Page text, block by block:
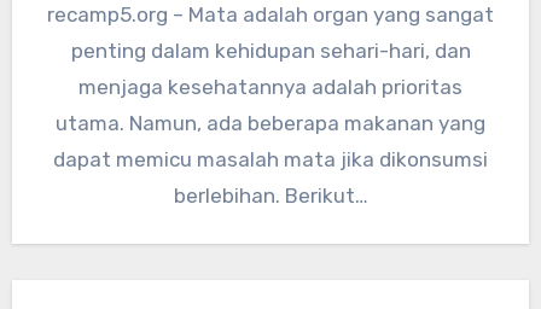
recamp5.org – Mata adalah organ yang sangat
penting dalam kehidupan sehari-hari, dan
menjaga kesehatannya adalah prioritas
utama. Namun, ada beberapa makanan yang
dapat memicu masalah mata jika dikonsumsi
berlebihan. Berikut…